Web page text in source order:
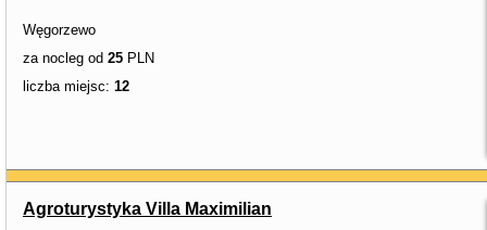
Węgorzewo
za nocleg od 25 PLN
liczba miejsc: 12
Agroturystyka Villa Maximilian